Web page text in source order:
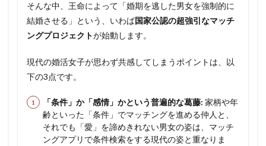
そんな中、王命によって「婚期を逃した男女を強制的に
結婚させる」という、いわば国家公認の超強引なマッチ
ングプロジェクトが始動します。
現代の婚活女子が思わず共感してしまうポイントは、以
下の3点です。
「条件」か「感情」かという普遍的な葛藤: 家柄や年
齢といった「条件」でマッチングを進める仲人と、
それでも「愛」を諦めきれない男女の姿は、マッチ
ングアプリで条件検索をする現代の姿と重なりま